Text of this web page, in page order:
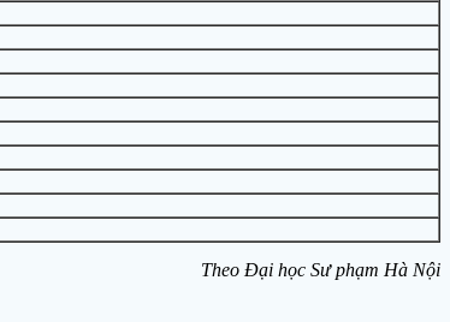
Theo Đại học Sư phạm Hà Nội